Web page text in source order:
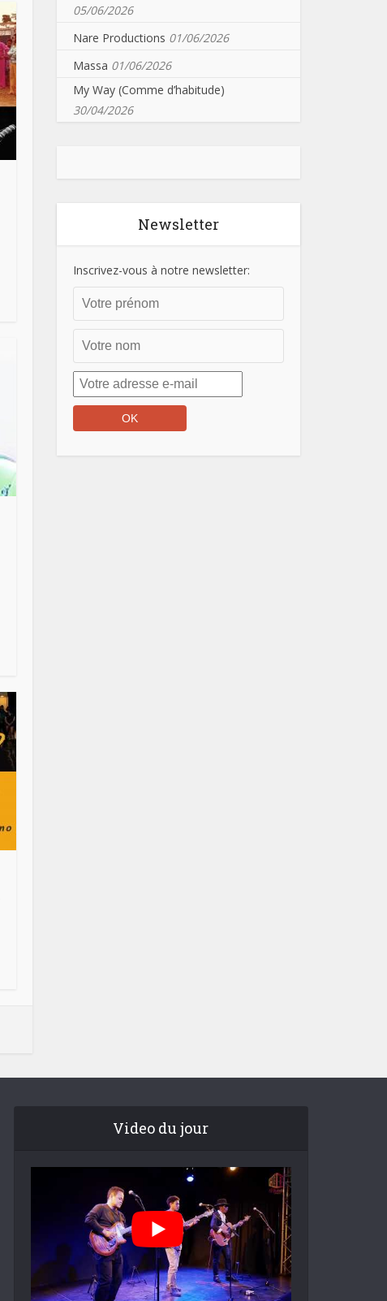
05/06/2026
Nare Productions 01/06/2026
Massa 01/06/2026
My Way (Comme d’habitude)
30/04/2026
Newsletter
Inscrivez-vous à notre newsletter:
Video du jour